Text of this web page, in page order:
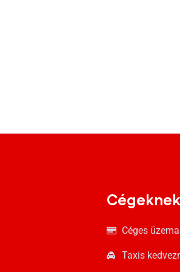
Cégeknek
Céges
Taxis